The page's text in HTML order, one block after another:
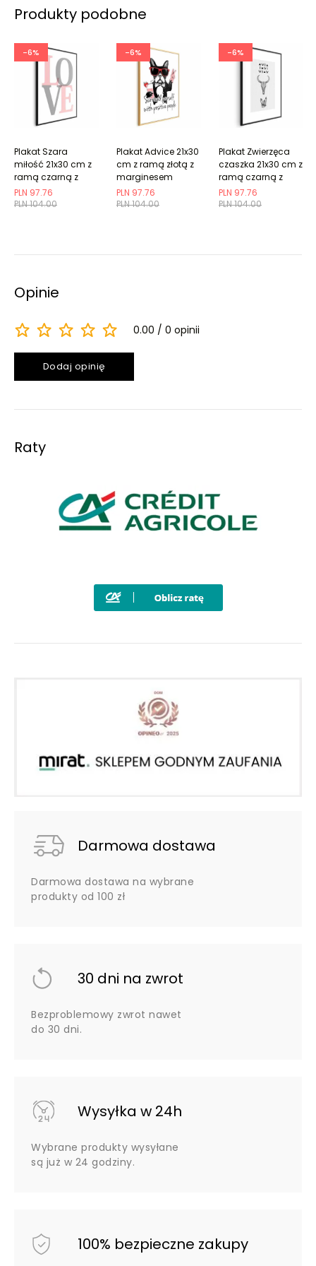
Produkty podobne
-6%
PLN 104.00
PLN 97.76
Plakat Szara
miłość 21x30 cm z
ramą czarną z
marginesem
-6%
PLN 104.00
PLN 97.76
Plakat Advice 21x30
cm z ramą złotą z
marginesem
-6%
PLN 104.00
PLN 97.76
Plakat Zwierzęca
czaszka 21x30 cm z
ramą czarną z
marginesem
Opinie
0.00 0 opinii
Dodaj opinię
Raty
Darmowa dostawa
Darmowa dostawa na wybrane
produkty od 100 zł
30 dni na zwrot
Bezproblemowy zwrot nawet
do 30 dni.
Wysyłka w 24h
Wybrane produkty wysyłane
są już w 24 godziny.
100% bezpieczne zakupy